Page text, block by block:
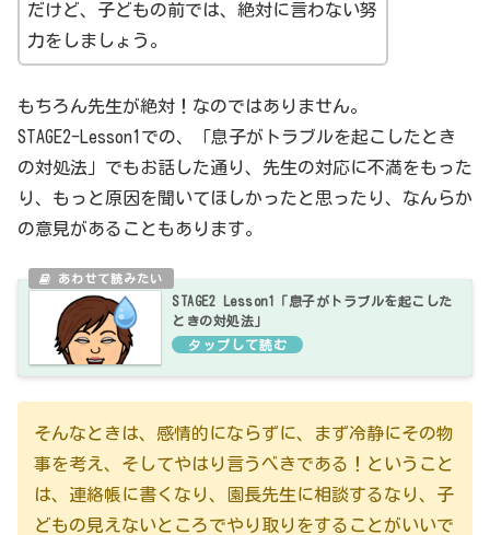
だけど、子どもの前では、絶対に言わない努
力をしましょう。
もちろん先生が絶対！なのではありません。
STAGE2-Lesson1での、「息子がトラブルを起こしたとき
の対処法」でもお話した通り、先生の対応に不満をもった
り、もっと原因を聞いてほしかったと思ったり、なんらか
の意見があることもあります。
STAGE2 Lesson1「息子がトラブルを起こした
ときの対処法」
そんなときは、感情的にならずに、まず冷静にその物
事を考え、そしてやはり言うべきである！ということ
は、連絡帳に書くなり、園長先生に相談するなり、子
どもの見えないところでやり取りをすることがいいで